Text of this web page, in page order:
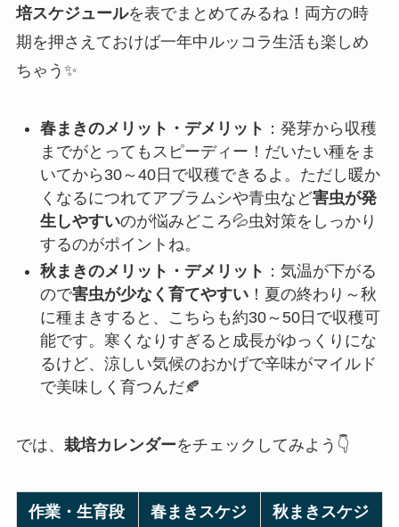
培スケジュールを表でまとめてみるね！両方の時
期を押さえておけば一年中ルッコラ生活も楽しめ
ちゃう✨
春まきのメリット・デメリット ：発芽から収穫
までがとってもスピーディー！だいたい種をま
いてから30～40日で収穫できるよ。ただし暖か
くなるにつれてアブラムシや青虫など害虫が発
生しやすいのが悩みどころ💦虫対策をしっかり
するのがポイントね。
秋まきのメリット・デメリット ：気温が下がる
ので害虫が少なく育てやすい！夏の終わり～秋
に種まきすると、こちらも約30～50日で収穫可
能です。寒くなりすぎると成長がゆっくりにな
るけど、涼しい気候のおかげで辛味がマイルド
で美味しく育つんだ🍂
では、 栽培カレンダーをチェックしてみよう👇
作業・生育段 春まきスケジ 秋まきスケジ